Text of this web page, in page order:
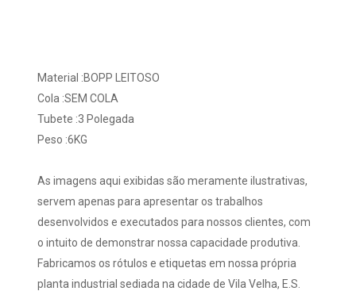
Material :BOPP LEITOSO
Cola :SEM COLA
Tubete :3 Polegada
Peso :6KG
As imagens aqui exibidas são meramente ilustrativas,
servem apenas para apresentar os trabalhos
desenvolvidos e executados para nossos clientes, com
o intuito de demonstrar nossa capacidade produtiva.
Fabricamos os rótulos e etiquetas em nossa própria
planta industrial sediada na cidade de Vila Velha, E.S.